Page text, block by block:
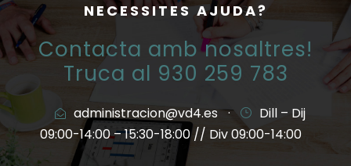
NECESSITES AJUDA?
Contacta amb nosaltres!
Truca al 930 259 783
administracion@vd4.es ·
Dill – Dij
09:00-14:00 – 15:30-18:00 // Div 09:00-14:00